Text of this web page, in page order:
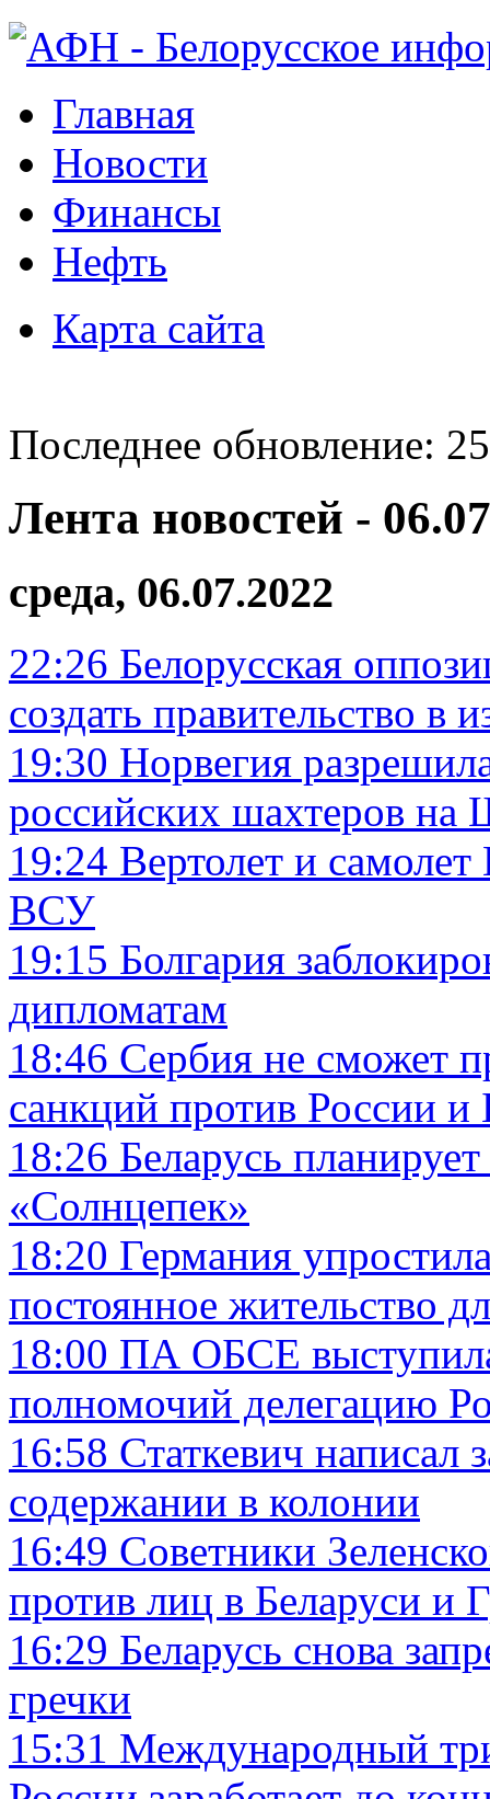
Главная
Новости
Финансы
Нефть
Карта сайта
Последнее обновление:
Лента новостей -
среда, 06.07.2022
22:26 Белорусская
создать правительство в
19:30 Норвегия
российских шахтеров на
19:24 Вертолет и
ВСУ
19:15 Болгария
дипломатам
18:46 Сербия не сможет
санкций против России и
18:26 Беларусь
«Солнцепек»
18:20 Германия
постоянное жительство
18:00 ПА ОБСЕ
полномочий делегацию
16:58 Статкевич написал
содержании в колонии
16:49 Советники
против лиц в Беларуси и
16:29 Беларусь снова
гречки
15:31 Международный